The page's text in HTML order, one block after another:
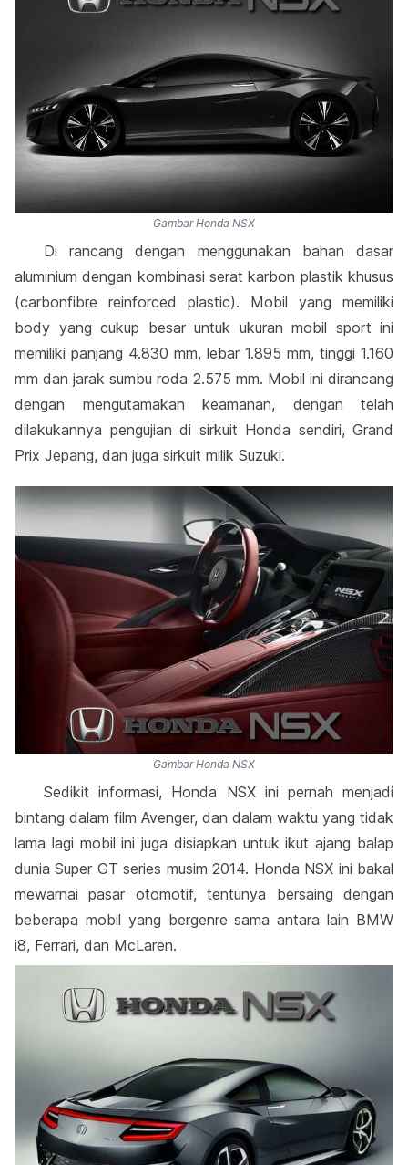
Gambar Honda NSX
Di rancang dengan menggunakan bahan dasar
aluminium dengan kombinasi serat karbon plastik khusus
(carbonfibre reinforced plastic). Mobil yang memiliki
body yang cukup besar untuk ukuran mobil sport ini
memiliki panjang 4.830 mm, lebar 1.895 mm, tinggi 1.160
mm dan jarak sumbu roda 2.575 mm. Mobil ini dirancang
dengan mengutamakan keamanan, dengan telah
dilakukannya pengujian di sirkuit Honda sendiri, Grand
Prix Jepang, dan juga sirkuit milik Suzuki.
Gambar Honda NSX
Sedikit informasi, Honda NSX ini pernah menjadi
bintang dalam film Avenger, dan dalam waktu yang tidak
lama lagi mobil ini juga disiapkan untuk ikut ajang balap
dunia Super GT series musim 2014. Honda NSX ini bakal
mewarnai pasar otomotif, tentunya bersaing dengan
beberapa mobil yang bergenre sama antara lain BMW
i8, Ferrari, dan McLaren.